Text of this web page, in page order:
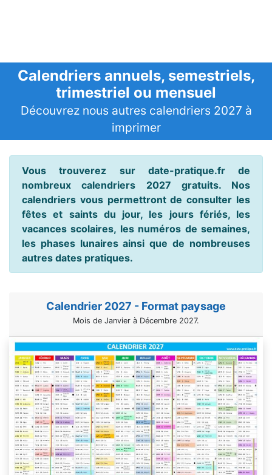
Calendriers annuels, semestriels,
trimestriel ou mensuel
Découvrez nous autres calendriers 2027 à
imprimer
Vous trouverez sur date-pratique.fr de
nombreux calendriers 2027 gratuits. Nos
calendriers vous permettront de consulter les
fêtes et saints du jour, les jours fériés, les
vacances scolaires, les numéros de semaines,
les phases lunaires ainsi que de nombreuses
autres dates pratiques.
Calendrier 2027 - Format paysage
Mois de Janvier à Décembre 2027.